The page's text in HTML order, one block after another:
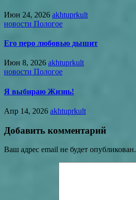
Июн 24, 2026 akhtuprkult
новости Пологое
Его перо любовью дышит
Июн 8, 2026 akhtuprkult
новости Пологое
Я выбираю Жизнь!
Апр 14, 2026 akhtuprkult
Добавить комментарий
Ваш адрес email не будет опубликован.